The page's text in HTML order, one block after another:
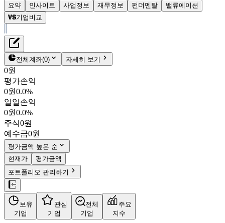
요약 인사이트 사업정보 재무정보 펀더멘탈
밸류에이션
기업비교
다나허
$204.76
DHR
NYSE
시가총액
PBR2.67
PER35.62
결산월12월
4분기누적 분기
연도
10년
5년
사업정보
더보기
재무정보
펀더멘탈
밸류에이션
전체계좌(0) 자세히 보기
0원
평가손익
0원0.0%
일일손익
0원0.0%
주식0원
예수금0원
평가금액 높은 순
현재가
평가금액
포트폴리오 관리하기
보유
기업
관심
기업
전체
기업
주요
지수